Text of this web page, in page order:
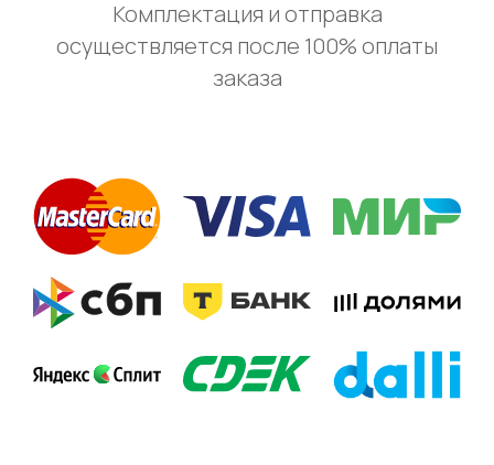
Комплектация и отправка
осуществляется после 100% оплаты
заказа